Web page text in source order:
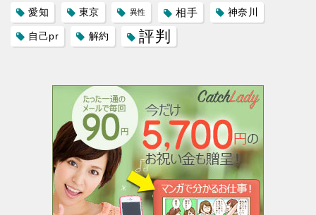
愛知 東京 異性 相手 神奈川
自己pr 解約 評判